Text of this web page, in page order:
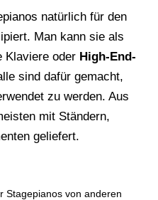
natürlich für den
Man kann sie als
Klaviere oder High-End-
sind dafür gemacht,
zu werden. Aus
mit Ständern,
geliefert.
Stagepianos von anderen